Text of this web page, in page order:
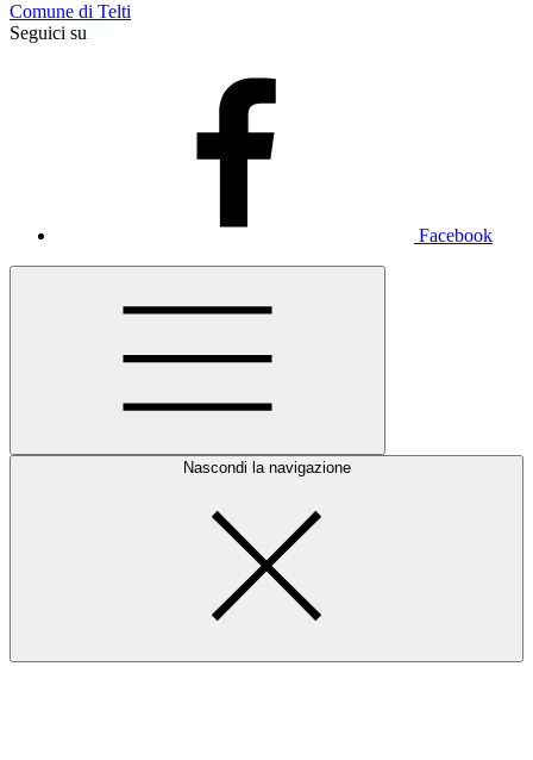
Comune di Telti
Seguici su
Facebook
Nascondi la navigazione